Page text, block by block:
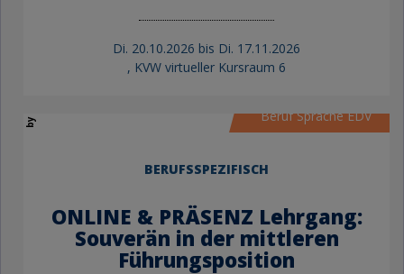
Di. 20.10.2026 bis Di. 17.11.2026
, KVW virtueller Kursraum 6
Beruf Sprache EDV
BERUFSSPEZIFISCH
ONLINE & PRÄSENZ Lehrgang:
Souverän in der mittleren
Führungsposition